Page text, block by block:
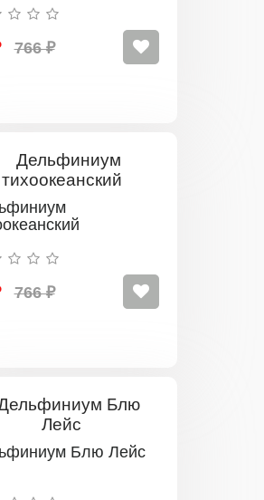
766 ₽
766 ₽
Блю Лейс